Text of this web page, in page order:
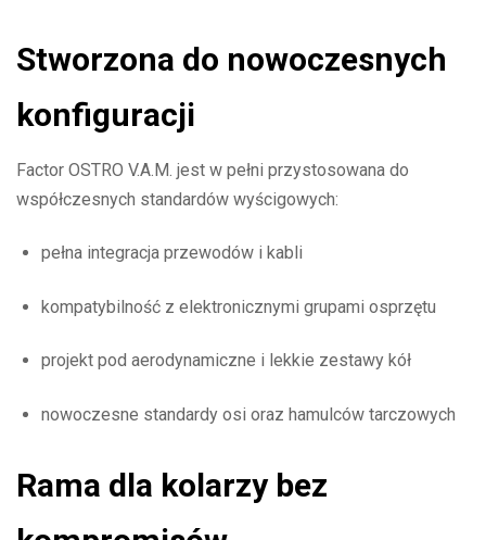
Stworzona do nowoczesnych
konfiguracji
Factor OSTRO V.A.M. jest w pełni przystosowana do
współczesnych standardów wyścigowych:
pełna integracja przewodów i kabli
kompatybilność z elektronicznymi grupami osprzętu
projekt pod aerodynamiczne i lekkie zestawy kół
nowoczesne standardy osi oraz hamulców tarczowych
Rama dla kolarzy bez